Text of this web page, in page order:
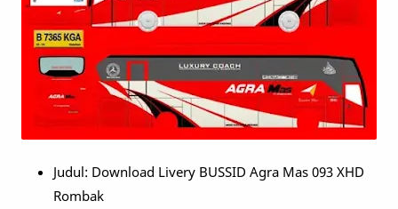
Judul: Download Livery BUSSID Agra Mas 093 XHD
Rombak